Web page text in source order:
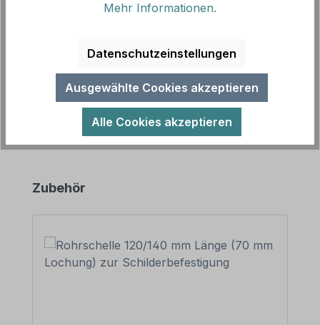
Kombinationsschild mit Zusatztext. Die Bedeutung
einzelner Verkehrszeichen nach StVO entsp…
Produktgalerie überspringen
Zubehör
Mehr Informationen.
Datenschutzeinstellungen
Ausgewählte Cookies akzeptieren
Alle Cookies akzeptieren